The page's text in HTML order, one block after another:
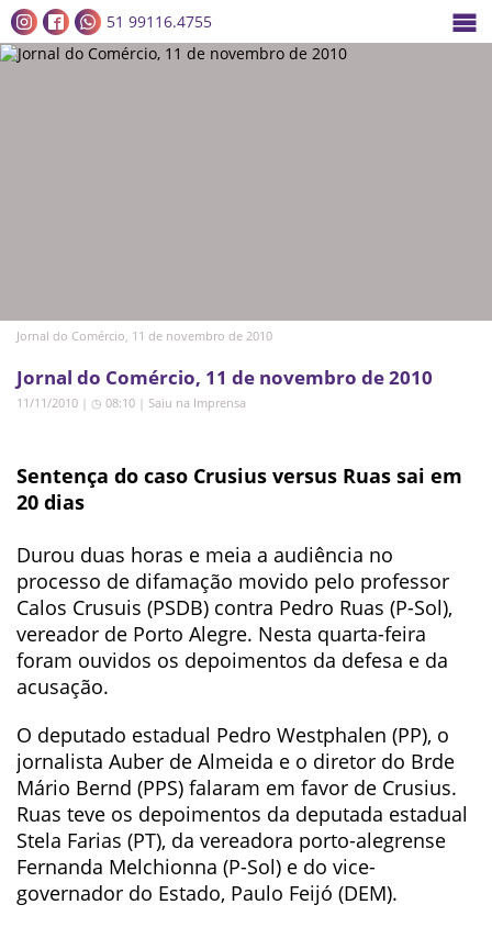
51 99116.4755
Jornal do Comércio, 11 de novembro de 2010
Jornal do Comércio, 11 de novembro de 2010
11/11/2010 | ◷ 08:10 | Saiu na Imprensa
Sentença do caso Crusius versus Ruas sai em
20 dias
Durou duas horas e meia a audiência no
processo de difamação movido pelo professor
Calos Crusuis (PSDB) contra Pedro Ruas (P-Sol),
vereador de Porto Alegre. Nesta quarta-feira
foram ouvidos os depoimentos da defesa e da
acusação.
O deputado estadual Pedro Westphalen (PP), o
jornalista Auber de Almeida e o diretor do Brde
Mário Bernd (PPS) falaram em favor de Crusius.
Ruas teve os depoimentos da deputada estadual
Stela Farias (PT), da vereadora porto-alegrense
Fernanda Melchionna (P-Sol) e do vice-
governador do Estado, Paulo Feijó (DEM).